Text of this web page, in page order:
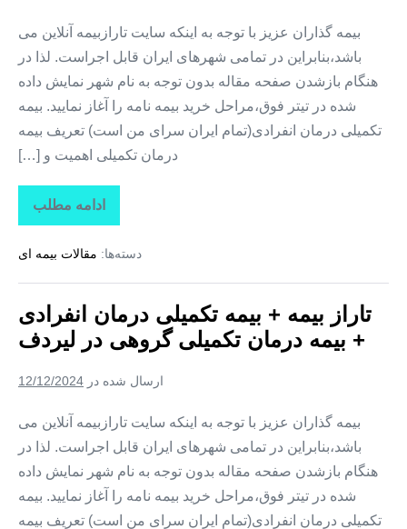
بیمه گذاران عزیز با توجه به اینکه سایت تارازبیمه آنلاین می
باشد،بنابراین در تمامی شهرهای ایران قابل اجراست. لذا در
هنگام بازشدن صفحه مقاله بدون توجه به نام شهر نمایش داده
شده در تیتر فوق،مراحل خرید بیمه نامه را آغاز نمایید. بیمه
تکمیلی درمان انفرادی(تمام ایران سرای من است) تعریف بیمه
درمان تکمیلی اهمیت و […]
ادامه مطلب
تاراز
بیمه
بیمه
درمان
+
بیمه
درمان
تکمیلی
در
دسته‌ها: مقالات بیمه ای
تاراز بیمه + بیمه تکمیلی درمان انفرادی
+ بیمه درمان تکمیلی گروهی در لیردف
ارسال شده در 12/12/2024
بیمه گذاران عزیز با توجه به اینکه سایت تارازبیمه آنلاین می
باشد،بنابراین در تمامی شهرهای ایران قابل اجراست. لذا در
هنگام بازشدن صفحه مقاله بدون توجه به نام شهر نمایش داده
شده در تیتر فوق،مراحل خرید بیمه نامه را آغاز نمایید. بیمه
تکمیلی درمان انفرادی(تمام ایران سرای من است) تعریف بیمه